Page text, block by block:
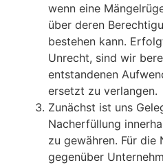
wenn eine
über deren
bestehen kann.
Unrecht, sind wir
entstandenen
ersetzt zu verlangen.
Zunächst ist uns
Nacherfüllung
zu gewähren. Für die
gegenüber